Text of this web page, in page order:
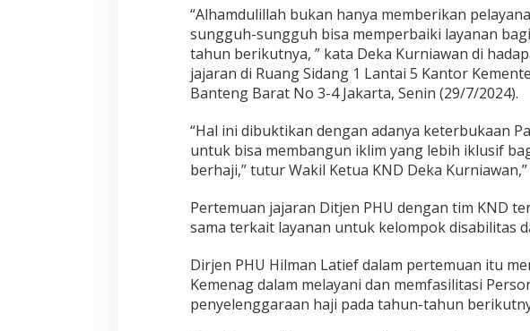
“Alhamdulillah bukan hanya memberikan
sungguh-sungguh bisa memperbaiki layanan
tahun berikutnya, ” kata Deka Kurniawan di
jajaran di Ruang Sidang 1 Lantai 5 Kantor
Banteng Barat No 3-4 Jakarta, Senin (29/7/2024).
“Hal ini dibuktikan dengan adanya keterbukaan
untuk bisa membangun iklim yang lebih iklusif
berhaji,” tutur Wakil Ketua KND Deka
Pertemuan jajaran Ditjen PHU dengan tim KND
sama terkait layanan untuk kelompok disabilitas
Dirjen PHU Hilman Latief dalam pertemuan itu
Kemenag dalam melayani dan memfasilitasi
penyelenggaraan haji pada tahun-tahun